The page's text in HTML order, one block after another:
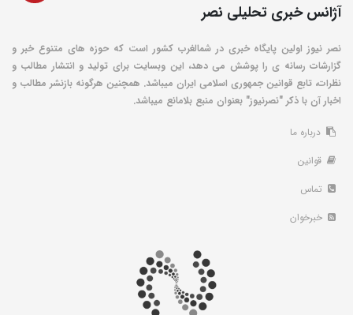
آژانس خبری تحلیلی نصر
نصر نیوز اولین پایگاه خبری در شمالغرب کشور است که حوزه های متنوع خبر و
گزارشات رسانه ی را پوشش می دهد، این وبسایت برای تولید و انتشار مطالب و
نظرات، تابع قوانین جمهوری اسلامی ایران میباشد. همچنین هرگونه بازنشر مطالب و
اخبار آن با ذکر "نصرنیوز" بعنوان منبع بلامانع میباشد.
درباره ما
قوانین
تماس
خبرخوان